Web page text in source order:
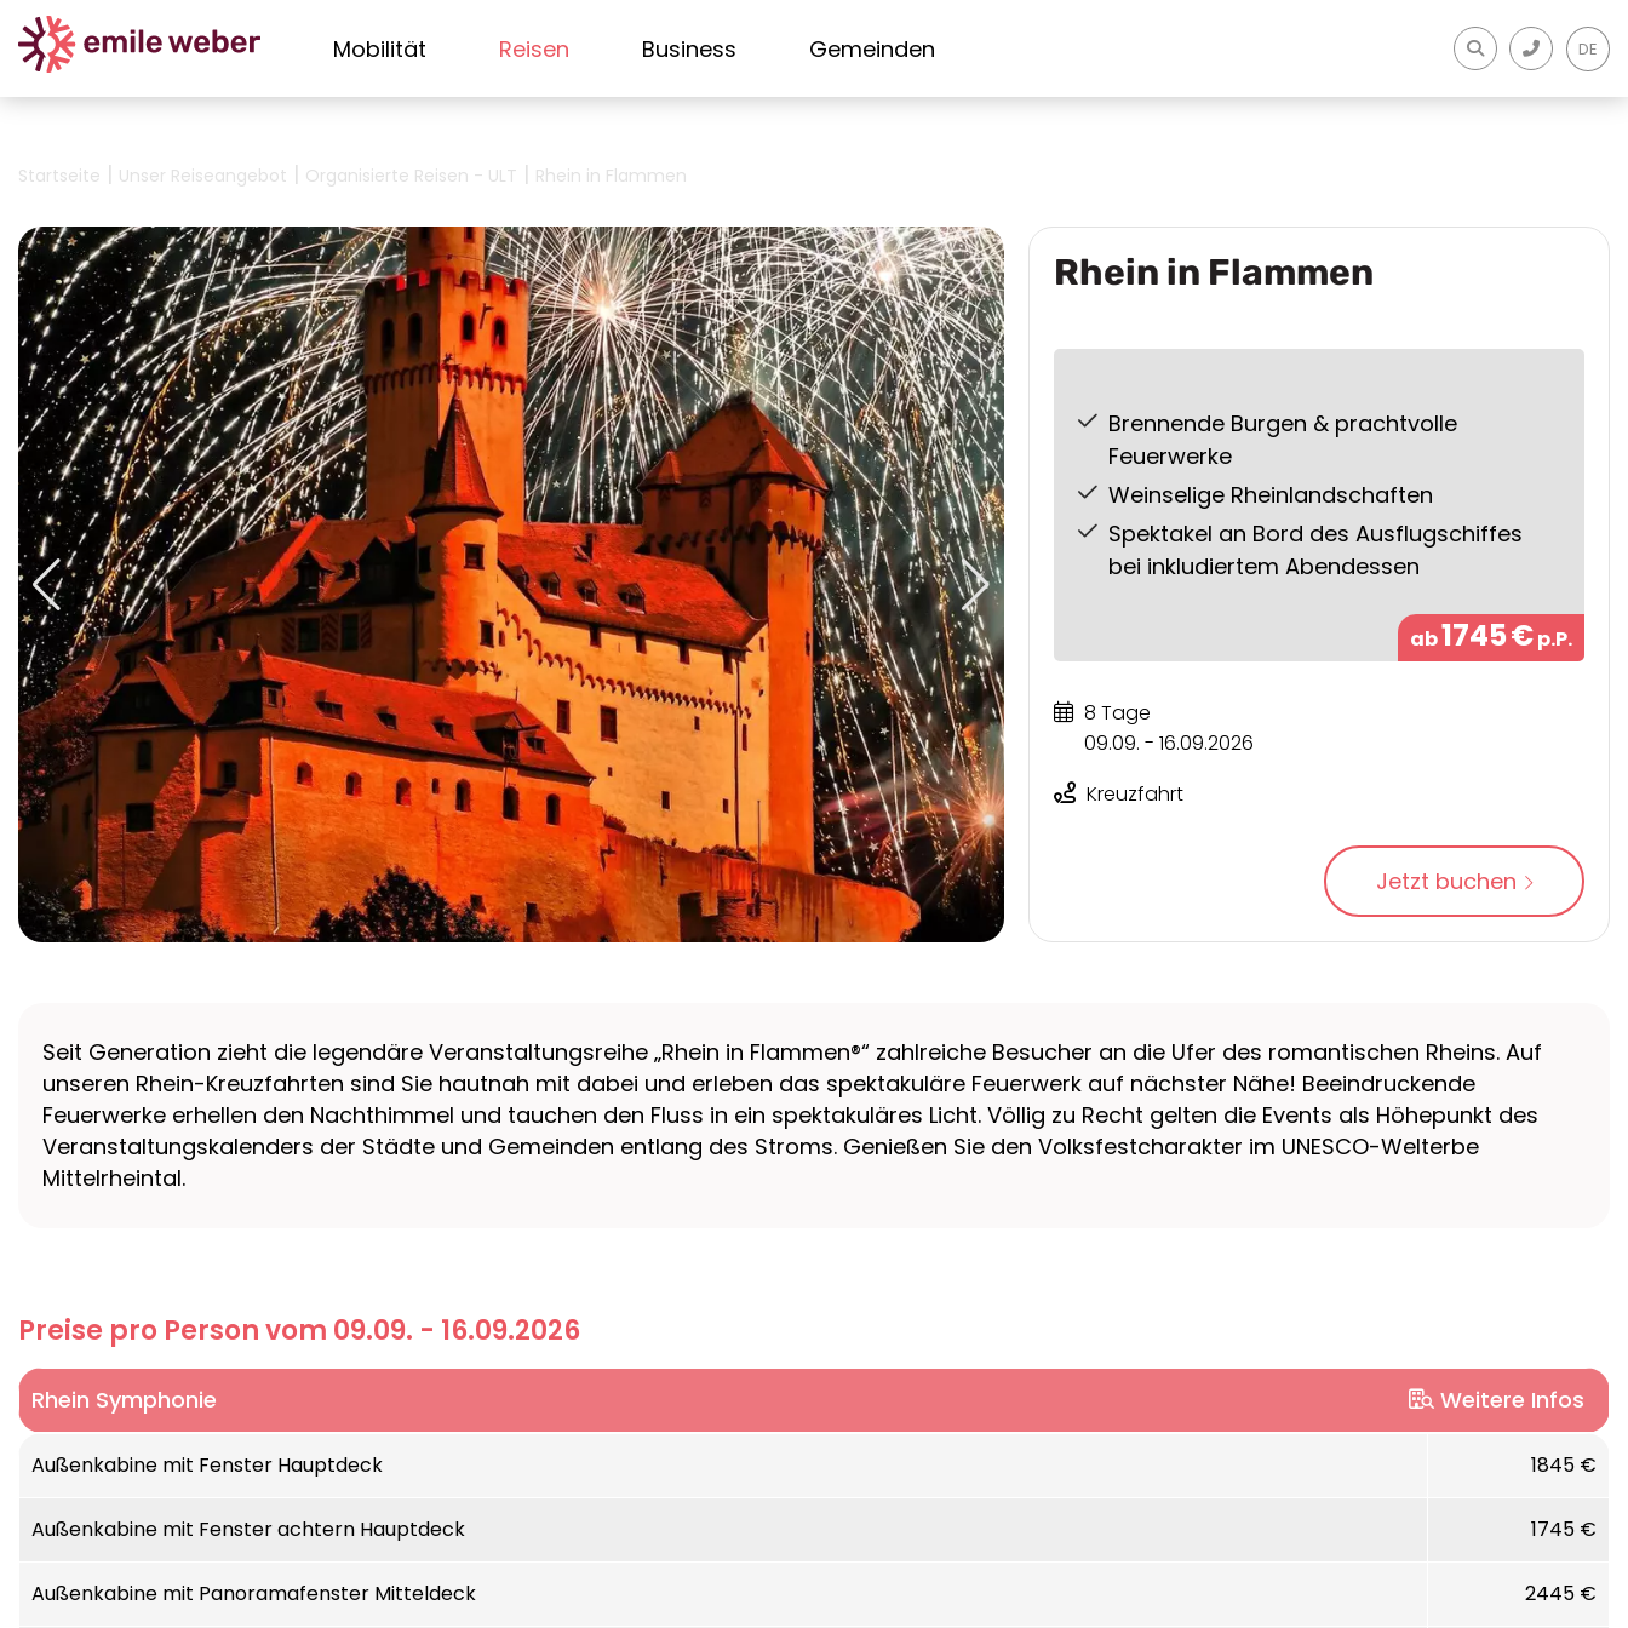
Mobilität Reisen Business Gemeinden DE
Startseite | Unser Reiseangebot | Organisierte Reisen - ULT | Rhein in Flammen
Rhein in Flammen
Brennende Burgen & prachtvolle
Feuerwerke
Weinselige Rheinlandschaften
Spektakel an Bord des Ausflugschiffes
bei inkludiertem Abendessen
ab1745€p.P.
8 Tage
09.09. - 16.09.2026
Kreuzfahrt
Jetzt buchen
Seit Generation zieht die legendäre Veranstaltungsreihe „Rhein in Flammen®“ zahlreiche Besucher an die Ufer des romantischen Rheins. Auf
unseren Rhein-Kreuzfahrten sind Sie hautnah mit dabei und erleben das spektakuläre Feuerwerk auf nächster Nähe! Beeindruckende
Feuerwerke erhellen den Nachthimmel und tauchen den Fluss in ein spektakuläres Licht. Völlig zu Recht gelten die Events als Höhepunkt des
Veranstaltungskalenders der Städte und Gemeinden entlang des Stroms. Genießen Sie den Volksfestcharakter im UNESCO-Welterbe
Mittelrheintal.
Preise pro Person vom 09.09. - 16.09.2026
Rhein Symphonie Weitere Infos
Modern und elegant unterwegs auf „Vater Rhein“ – auf Ihrer Traumflussreise mit unseren Schwesterschiffen RHEIN MELODIE und RHEIN SYMPHONIE
garantieren beste Aussichten auf die vorbeiziehende Uferlandschaft. Das weitläufige Sonnendeck lädt zum Entspannen ein. Im Panorama-
großzügigen Kabinen tanken Sie Kraft für neue Entdeckungen entlang des großen Stroms.
Außenkabine mit Fenster Hauptdeck 1845 €
Außenkabine mit Fenster achtern Hauptdeck 1745 €
Außenkabine mit Panoramafenster Mitteldeck 2445 €